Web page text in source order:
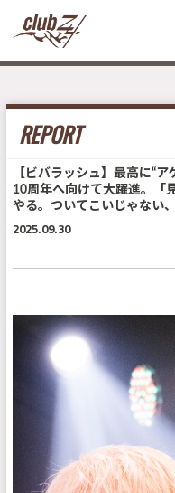
REPORT
【ビバラッシュ】最高に“
10周年へ向けて大躍進。「
やる。ついてこいじゃない
2025.09.30